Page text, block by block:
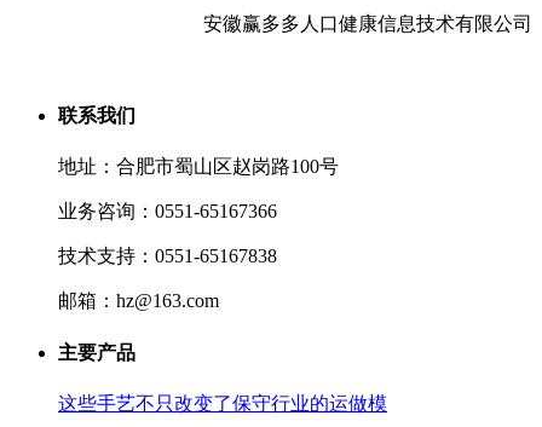
安徽赢多多人口健康信息技术有限公司
联系我们
地址：合肥市蜀山区赵岗路100号
业务咨询：0551-65167366
技术支持：0551-65167838
邮箱：hz@163.com
主要产品
这些手艺不只改变了保守行业的运做模